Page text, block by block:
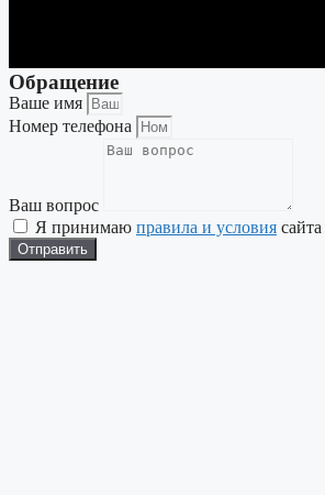
Обращение
Ваше имя
Номер телефона
Ваш вопрос
Я принимаю правила и условия сайта
Отправить